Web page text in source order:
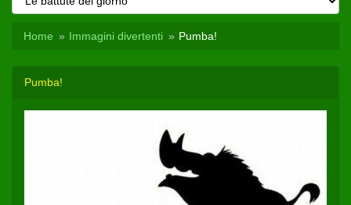
Home Immagini divertenti Pumba!
Pumba!